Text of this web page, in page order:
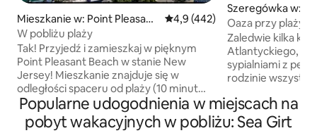
Mieszkanie w: Point Pleasant
Beach
Średnia ocena: 4,9 na 5, liczba
4,9 (442)
W pobliżu plaży
Tak! Przyjedź i zamieszkaj w pięknym
Point Pleasant Beach w stanie New
Jersey! Mieszkanie znajduje się w
odległości spaceru od plaży (10 minut
pieszo). Przejdź do restauracji typu
„z łodzi na talerz” tuż przy naszej ulicy.
Mieszkanie jest czyste, wygodne
Szeregówka w:
Oaza przy plaży –
Zaledwie kilka
Atlantyckiego,
sypialniami z
rodzinie
Oferując dwie
łazienki to
Popularne udogodnienia w miejscach na
pobyt wakacyjnych w pobliżu: Sea Girt